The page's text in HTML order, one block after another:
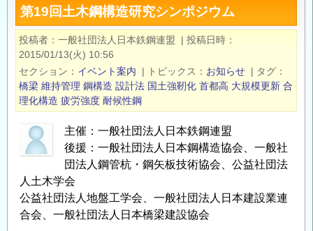
く
ず
第19回土木鋼構造研究シンポジウム
投稿者 一般社団法人日本鉄鋼連盟 | 投稿日時
2015/01/13(火) 10:56
セクション
イベント案内 | トピックス お知らせ | タグ
橋梁 維持管理 鋼構造 設計法 国土強靭化 首都高 大規模更新 合
理化構造 疲労強度 耐候性鋼
主催：一般社団法人日本鉄鋼連盟
後援：一般社団法人日本鋼構造協会、一般社
団法人鋼管杭・鋼矢板技術協会、公益社団法
人土木学会
公益社団法人地盤工学会、一般社団法人日本建設業連
合会、一般社団法人日本橋梁建設協会